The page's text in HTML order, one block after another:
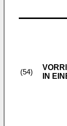
(54)
IN